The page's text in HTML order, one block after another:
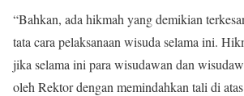
“Bahkan, ada hikmah yang demikian
tata cara pelaksanaan wisuda selama ini.
jika selama ini para wisudawan dan
oleh Rektor dengan memindahkan tali di